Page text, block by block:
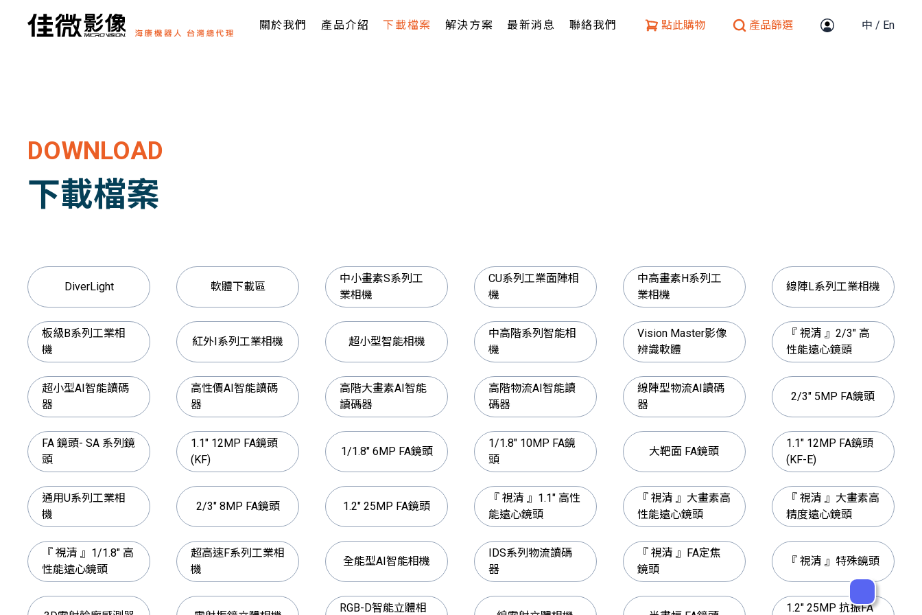
關於我們 產品介紹 下載檔案 解決方案 最新消息 聯絡我們 點此購物 產品篩選 中 / En
DOWNLOAD
下載檔案
DiverLight 軟體下載區
中小畫素S系列工
業相機
CU系列工業面陣相
機
中高畫素H系列工
業相機
線陣L系列工業相機
板級B系列工業相
機
紅外I系列工業相機 超小型智能相機
中高階系列智能相
機
Vision Master影像
辨識軟體
『 視清 』2/3" 高
性能遠心鏡頭
超小型AI智能讀碼
器
高性價AI智能讀碼
器
高階大畫素AI智能
讀碼器
高階物流AI智能讀
碼器
線陣型物流AI讀碼
器
2/3" 5MP FA鏡頭
FA 鏡頭- SA 系列鏡
頭
1.1" 12MP FA鏡頭
(KF)
1/1.8" 6MP FA鏡頭
1/1.8" 10MP FA鏡
頭
大靶面 FA鏡頭
1.1" 12MP FA鏡頭
(KF-E)
通用U系列工業相
機
2/3" 8MP FA鏡頭 1.2" 25MP FA鏡頭
『 視清 』1.1" 高性
能遠心鏡頭
『 視清 』大畫素高
性能遠心鏡頭
『 視清 』大畫素高
精度遠心鏡頭
『 視清 』1/1.8" 高
性能遠心鏡頭
超高速F系列工業相
機
全能型AI智能相機
IDS系列物流讀碼
器
『 視清 』FA定焦
鏡頭
『 視清 』特殊鏡頭
RGB-D智能立體相 1.2" 25MP 抗振FA